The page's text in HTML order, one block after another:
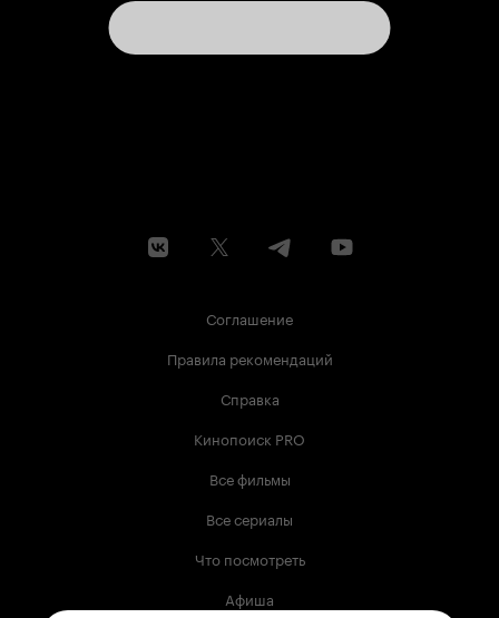
Соглашение
Правила рекомендаций
Справка
Кинопоиск PRO
Все фильмы
Все сериалы
Что посмотреть
Афиша